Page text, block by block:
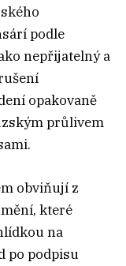
podle
nepřijatelný a
opakovaně
průlivem
obviňují z
které
na
po podpisu